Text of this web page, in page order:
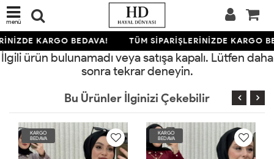
menü
KARGO BEDAVA! TÜM SİPARİŞLERİNİZDE KARGO
İlgili ürün bulunamadı veya satışa kapalı. Lütfen daha
sonra tekrar deneyin.
Bu Ürünler İlginizi Çekebilir
KARGO
BEDAVA
KARGO
BEDAVA